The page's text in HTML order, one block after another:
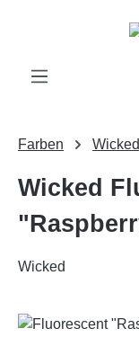
Zum Hauptinhalt
Farben
Wicked
Wicked
Bildergalerie